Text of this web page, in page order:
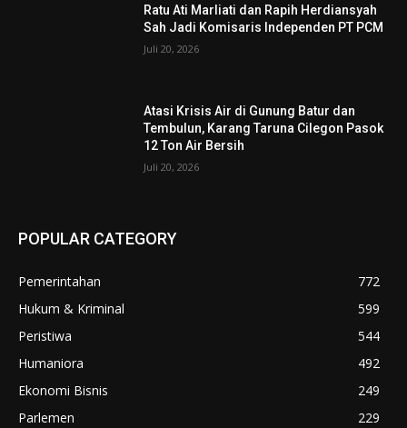
Ratu Ati Marliati dan Rapih Herdiansyah
Sah Jadi Komisaris Independen PT PCM
Juli 20, 2026
Atasi Krisis Air di Gunung Batur dan
Tembulun, Karang Taruna Cilegon Pasok
12 Ton Air Bersih
Juli 20, 2026
POPULAR CATEGORY
Pemerintahan
772
Hukum & Kriminal
599
Peristiwa
544
Humaniora
492
Ekonomi Bisnis
249
Parlemen
229